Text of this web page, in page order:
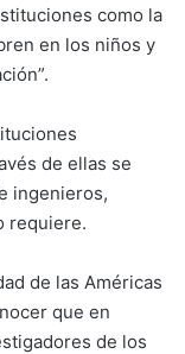
como la
en los niños y
de ellas se
ingenieros,
requiere.
de las Américas
que en
de los